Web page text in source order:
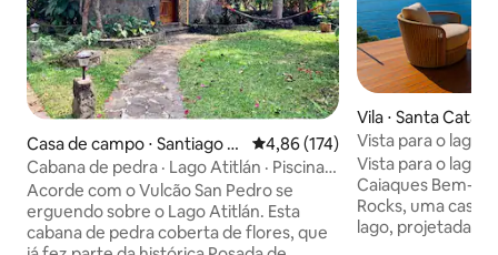
Casa de campo ⋅ Santiago A
titlán
4,86 de uma avaliação média de
4,86 (174)
Cabana de pedra · Lago Atitlán · Piscina,
jacuzzi e caiaques
Acorde com o Vulcão San Pedro se
erguendo sobre o Lago Atitlán. Esta
cabana de pedra coberta de flores, que
Vila ⋅ Santa
Vista para o lago
Rochosas
Vista para o lago
Caiaques Bem-vindo ao Lakeview on the
Rocks, uma casa
lago, projetada